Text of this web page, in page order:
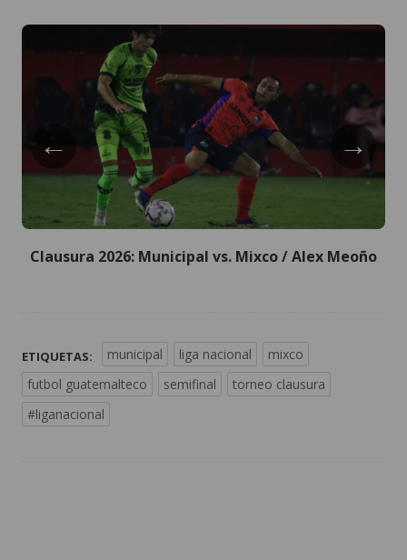
←
Clausura 2026: Municipal vs. Mixco / Alex Meoño
→
ETIQUETAS: municipal liga nacional
mixco
futbol guatemalteco
semifinal
torneo clausura
#liganacional